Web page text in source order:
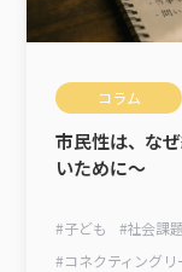
コラム
市民性は、な
いために～
#子ども #社会課題
#コネクティングリ